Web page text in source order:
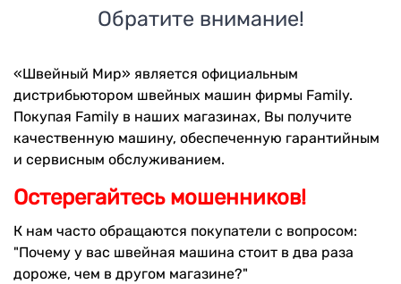
Обратите внимание!
«Швейный Мир» является официальным
дистрибьютором швейных машин фирмы Family.
Покупая Family в наших магазинах, Вы получите
качественную машину, обеспеченную гарантийным
и сервисным обслуживанием.
Остерегайтесь мошенников!
К нам часто обращаются покупатели с вопросом:
"Почему у вас швейная машина стоит в два раза
дороже, чем в другом магазине?"